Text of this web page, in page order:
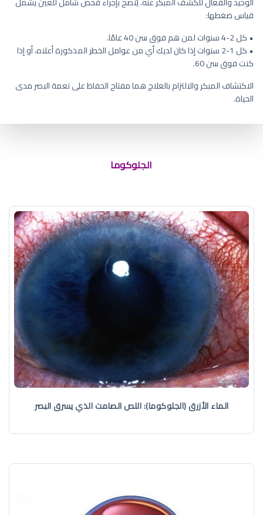
قياس ضغطها:
• كل 2-4 سنوات لمن هم فوق سن 40 عامًا.
• كل 1-2 سنوات إذا كان لديك أي من عوامل الخطر المذكورة أعلاه، أو إذا
كنت فوق سن 60.
الاكتشاف المبكر والالتزام بالعلاج هما مفتاح الحفاظ على نعمة البصر مدى
الحياة.
الجلوكوما
الماء الأزرق (الجلوكوما): اللص الصامت الذي يسرق البصر